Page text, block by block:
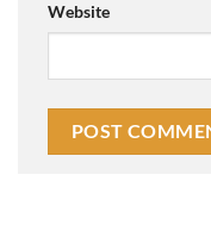
Website